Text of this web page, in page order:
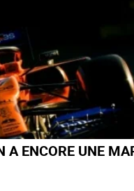
A ENCORE UNE